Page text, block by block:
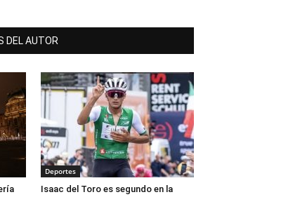
DEL AUTOR
Deportes
Isaac del Toro es segundo en la